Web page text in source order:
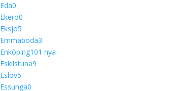
Eda0
Ekerö0
Eksjö5
Emmaboda3
Enköping101 nya
Eskilstuna9
Eslöv5
Essunga0